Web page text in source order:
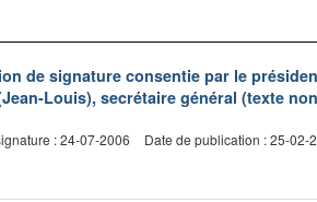
de signature consentie par le
Louis), secrétaire général (texte
: 24-07-2006 Date de publication : 25-02-